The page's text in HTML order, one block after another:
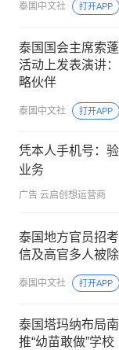
泰国中文社 打开APP
泰国国会主席索
活动上发表演讲
略伙伴
泰国中文社 打开APP
凭本人手机号：
业务
广告 云启创想运营商
泰国地方官员招
信及高官多人被
泰国中文社 打开APP
泰国塔玛纳布局
推“幼苗敢做”学校